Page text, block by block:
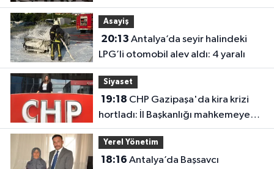
Asayiş
20:13
LPG’li otomobil alev aldı: 4 yaralı
Siyaset
19:18
hortladı: İl Başkanlığı mahkemeye
gitti
Yerel Yönetim
18:16